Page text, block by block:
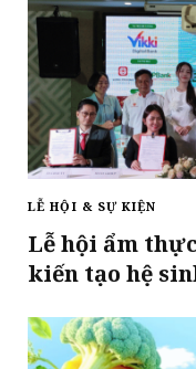
LỄ HỘI & SỰ KIỆN
Lễ hội ẩm
kiến tạo hệ